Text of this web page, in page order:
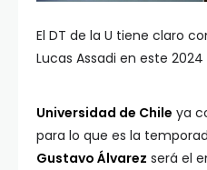
El DT de la U tiene claro
Lucas Assadi en este 2024
Universidad de Chile ya
para lo que es la
Gustavo Álvarez será el